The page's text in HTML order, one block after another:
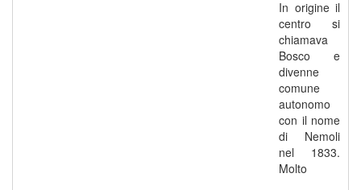
In origine il
centro si
chiamava
Bosco e
divenne
comune
autonomo
con il nome
di Nemoli
nel 1833.
Molto